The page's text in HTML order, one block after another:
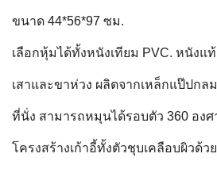
ขนาด 44*56*97 ซม.
เลือกหุ้มได้ทั้งหนังเทียม PVC. หนังแ
เสาและขาห่วง ผลิตจากเหล็กแป๊ปกลม
ที่นั่ง สามารถหมุนได้รอบตัว 360 องศ
โครงสร้างเก้าอี้ทั้งตัวชุบเคลือบผิวด้ว